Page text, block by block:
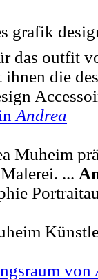
design
das outfit
ihnen die
Andrea
Muheim
...
von